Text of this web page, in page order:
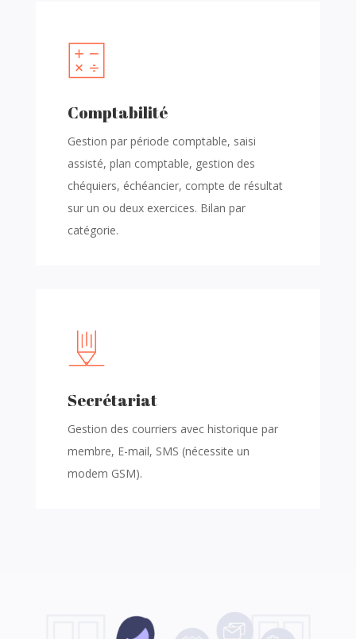
Comptabilité
Gestion par période comptable, saisi
assisté, plan comptable, gestion des
chéquiers, échéancier, compte de résultat
sur un ou deux exercices. Bilan par
catégorie.
Secrétariat
Gestion des courriers avec historique par
membre, E-mail, SMS (nécessite un
modem GSM).